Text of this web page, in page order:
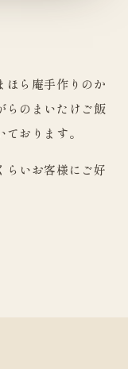
ほら庵手作りのか
らのまいたけご飯
おります。
らいお客様にご好